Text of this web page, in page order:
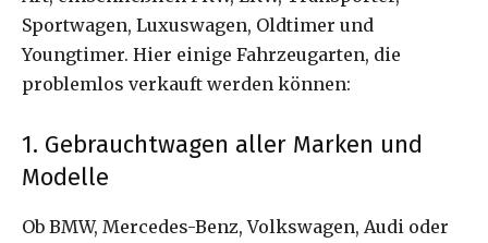
Sportwagen, Luxuswagen, Oldtimer und
Youngtimer. Hier einige Fahrzeugarten, die
problemlos verkauft werden können:
1. Gebrauchtwagen aller Marken und
Modelle
Ob BMW, Mercedes-Benz, Volkswagen, Audi oder